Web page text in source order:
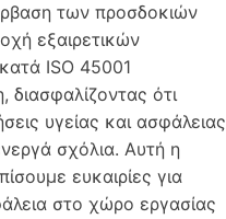
των προσδοκιών
εξαιρετικών
ISO 45001
διασφαλίζοντας ότι
υγείας και ασφάλειας
σχόλια. Αυτή η
ευκαιρίες για
στο χώρο εργασίας